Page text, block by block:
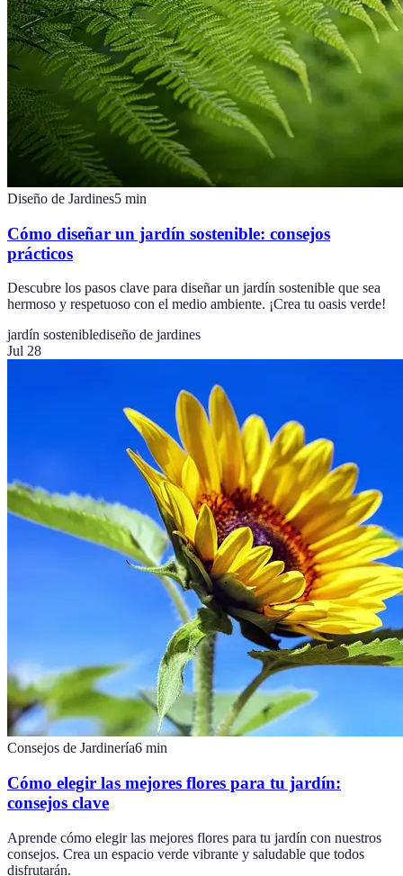
Diseño de Jardines5 min
Cómo diseñar un jardín sostenible: consejos
prácticos
Descubre los pasos clave para diseñar un jardín sostenible que sea
hermoso y respetuoso con el medio ambiente. ¡Crea tu oasis verde!
jardín sosteniblediseño de jardines
Jul 28
Consejos de Jardinería6 min
Cómo elegir las mejores flores para tu jardín:
consejos clave
Aprende cómo elegir las mejores flores para tu jardín con nuestros
consejos. Crea un espacio verde vibrante y saludable que todos
disfrutarán.